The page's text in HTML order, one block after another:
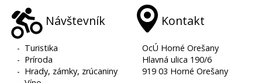
Návštevník
- Turistika
- Príroda
- Hrady, zámky, zrúcaniny
Kontakt
OcÚ Horné Orešany
Hlavná ulica 190/6
919 03 Horné Orešany